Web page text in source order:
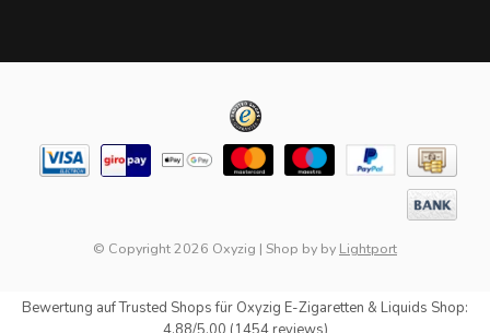
© Copyright 2026 Oxyzig | Shop by by Lightport
Bewertung aufTrusted Shopsfür Oxyzig E-Zigaretten & Liquids Shop: